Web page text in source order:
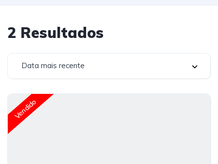
2 Resultados
Data mais recente
Vendido